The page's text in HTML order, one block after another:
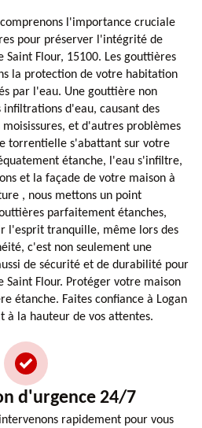
l'importance cruciale
pour préserver l'intégrité de
Saint Flour, 15100. Les gouttières
la protection de votre habitation
par l'eau. Une gouttière non
d'eau, causant des
et d'autres problèmes
torrentielle s'abattant sur votre
étanche, l'eau s'infiltre,
et la façade de votre maison à
, nous mettons un point
parfaitement étanches,
l'esprit tranquille, même lors des
c'est non seulement une
de sécurité et de durabilité pour
Saint Flour. Protéger votre maison
étanche. Faites confiance à Logan
à la hauteur de vos attentes.
d'urgence 24/7
rapidement pour vous